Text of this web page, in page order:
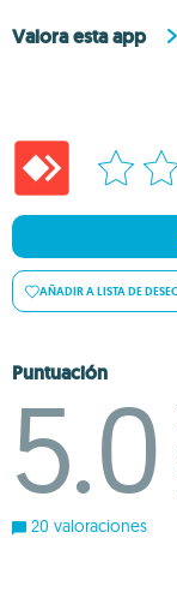
Valora esta app
AÑADIR A LISTA DE
Puntuación
5.0
20 valoraciones